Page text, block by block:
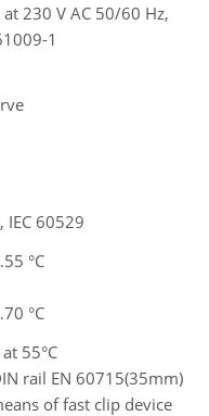
at 230 V AC 50/60 Hz,
1
IEC 60529
°C
°C
55°C
rail EN 60715(35mm)
of fast clip device